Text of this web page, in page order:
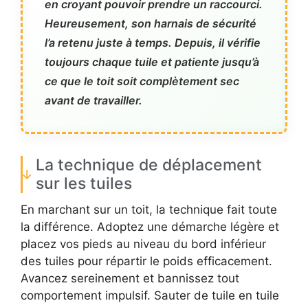
en croyant pouvoir prendre un raccourci.
Heureusement, son harnais de sécurité
l’a retenu juste à temps. Depuis, il vérifie
toujours chaque tuile et patiente jusqu’à
ce que le toit soit complètement sec
avant de travailler.
La technique de déplacement
sur les tuiles
En marchant sur un toit, la technique fait toute
la différence. Adoptez une démarche légère et
placez vos pieds au niveau du bord inférieur
des tuiles pour répartir le poids efficacement.
Avancez sereinement et bannissez tout
comportement impulsif. Sauter de tuile en tuile